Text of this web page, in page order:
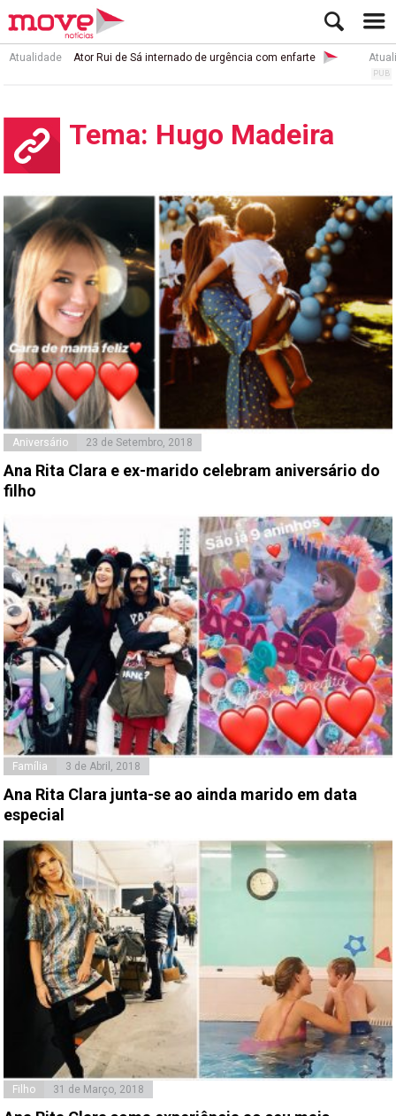
Atualidade Ator Rui de Sá internado de urgência com enfarte
Tema: Hugo Madeira
Aniversário 23 de Setembro, 2018
Ana Rita Clara e ex-marido celebram aniversário do
filho
Família 3 de Abril, 2018
Ana Rita Clara junta-se ao ainda marido em data
especial
Filho 31 de Março, 2018